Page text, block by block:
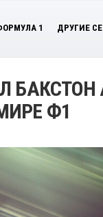
1 ДРУГИЕ
Ф1